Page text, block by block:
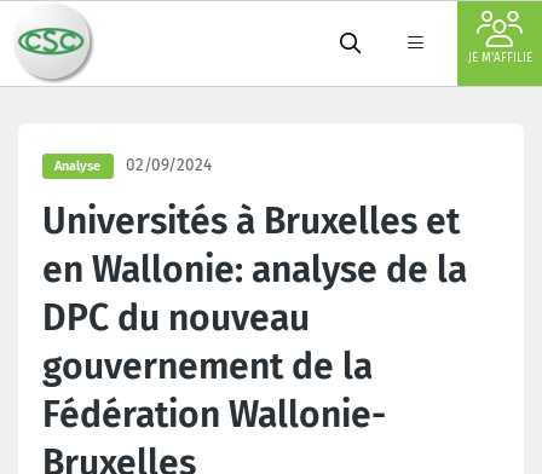
JE M'AFFILIE
Analyse 02/09/2024
Universités à Bruxelles et
en Wallonie: analyse de la
DPC du nouveau
gouvernement de la
Fédération Wallonie-
Bruxelles